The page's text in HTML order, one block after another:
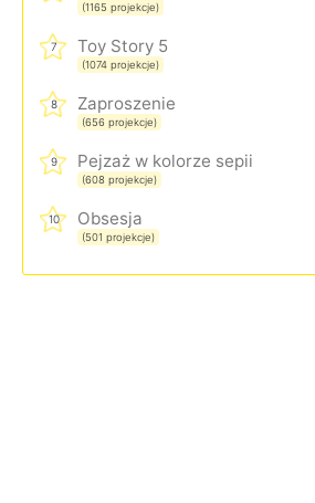
(1165 projekcje)
7 Toy Story 5
(1074 projekcje)
8 Zaproszenie
(656 projekcje)
9 Pejzaż w kolorze sepii
(608 projekcje)
10 Obsesja
(501 projekcje)